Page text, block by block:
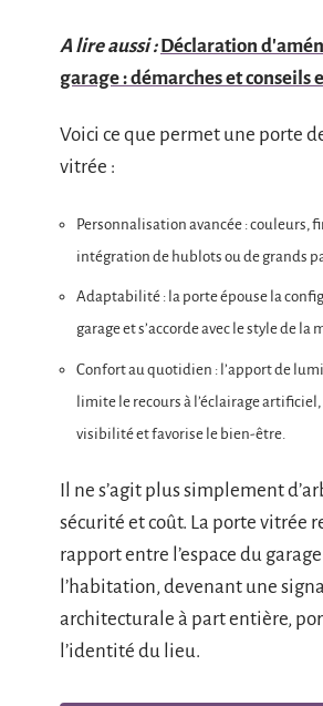
A lire aussi : Déclaration
garage : démarches et conseils
Voici ce que permet une porte
vitrée :
Personnalisation avancée : couleurs,
intégration de hublots ou de grands
Adaptabilité : la porte épouse la
garage et s’accorde avec le style de la
Confort au quotidien : l’apport de
limite le recours à l’éclairage
visibilité et favorise le bien-être.
Il ne s’agit plus simplement
sécurité et coût. La porte vitrée
rapport entre l’espace du
l’habitation, devenant une
architecturale à part entière,
l’identité du lieu.